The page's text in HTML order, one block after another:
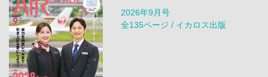
2026年9月号
全135ページ / イカロス出版